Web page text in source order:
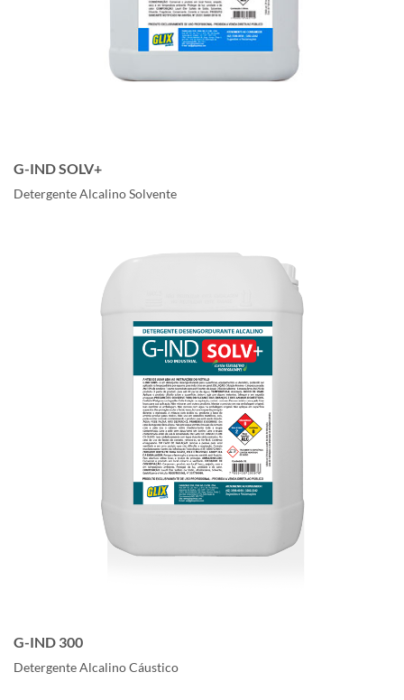
G-IND SOLV+
Detergente Alcalino Solvente
G-IND 300
Detergente Alcalino Cáustico